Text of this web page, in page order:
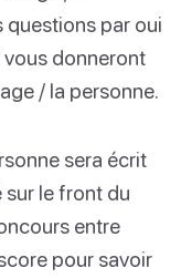
par oui
vous donneront
/ la personne.
sera écrit
sur le front du
entre
pour savoir